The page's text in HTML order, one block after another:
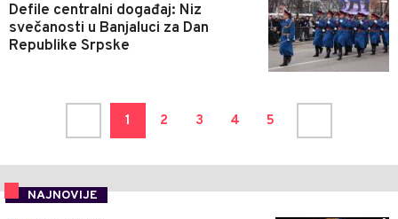
Defile centralni događaj: Niz
svečanosti u Banjaluci za Dan
Republike Srpske
1 2 3 4 5
NAJNOVIJE